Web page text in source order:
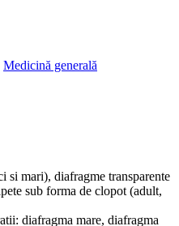
Medicină generală
si mari), diafragme transparente
sub forma de clopot (adult,
diafragma mare, diafragma